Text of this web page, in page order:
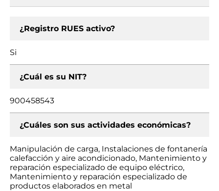
¿Registro RUES activo?
Si
¿Cuál es su NIT?
900458543
¿Cuáles son sus actividades económicas?
Manipulación de carga, Instalaciones de fontanería
calefacción y aire acondicionado, Mantenimiento y
reparación especializado de equipo eléctrico,
Mantenimiento y reparación especializado de
productos elaborados en metal